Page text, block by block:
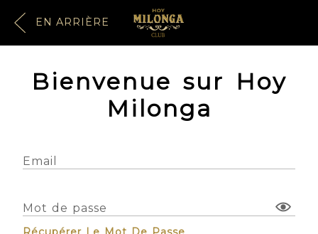
EN ARRIÈRE
Bienvenue sur Hoy
Milonga
Email
Mot de passe